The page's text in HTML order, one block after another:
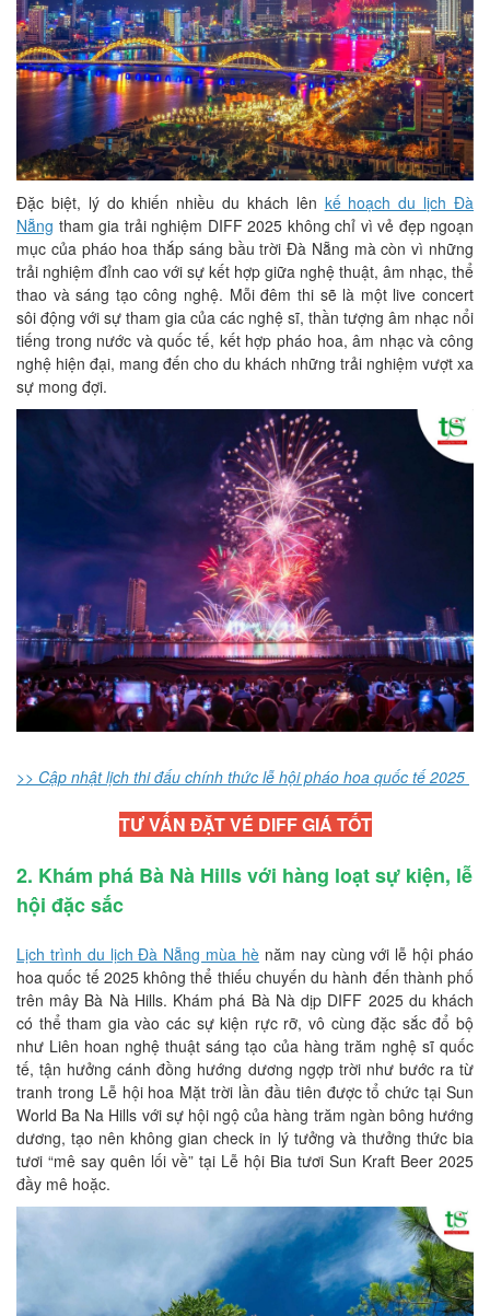
Đặc biệt, lý do khiến nhiều du khách lên kế hoạch du lịch Đà
Nẵng tham gia trải nghiệm DIFF 2025 không chỉ vì vẻ đẹp ngoạn
mục của pháo hoa thắp sáng bầu trời Đà Nẵng mà còn vì những
trải nghiệm đỉnh cao với sự kết hợp giữa nghệ thuật, âm nhạc, thể
thao và sáng tạo công nghệ. Mỗi đêm thi sẽ là một live concert
sôi động với sự tham gia của các nghệ sĩ, thần tượng âm nhạc nổi
tiếng trong nước và quốc tế, kết hợp pháo hoa, âm nhạc và công
nghệ hiện đại, mang đến cho du khách những trải nghiệm vượt xa
sự mong đợi.
>> Cập nhật lịch thi đấu chính thức lễ hội pháo hoa quốc tế 2025
TƯ VẤN ĐẶT VÉ DIFF GIÁ TỐT
2. Khám phá Bà Nà Hills với hàng loạt sự kiện, lễ
hội đặc sắc
Lịch trình du lịch Đà Nẵng mùa hè năm nay cùng với lễ hội pháo
hoa quốc tế 2025 không thể thiếu chuyến du hành đến thành phố
trên mây Bà Nà Hills. Khám phá Bà Nà dịp DIFF 2025 du khách
có thể tham gia vào các sự kiện rực rỡ, vô cùng đặc sắc đổ bộ
như Liên hoan nghệ thuật sáng tạo của hàng trăm nghệ sĩ quốc
tế, tận hưởng cánh đồng hướng dương ngợp trời như bước ra từ
tranh trong Lễ hội hoa Mặt trời lần đầu tiên được tổ chức tại Sun
World Ba Na Hills với sự hội ngộ của hàng trăm ngàn bông hướng
dương, tạo nên không gian check in lý tưởng và thưởng thức bia
tươi “mê say quên lối về” tại Lễ hội Bia tươi Sun Kraft Beer 2025
đầy mê hoặc.